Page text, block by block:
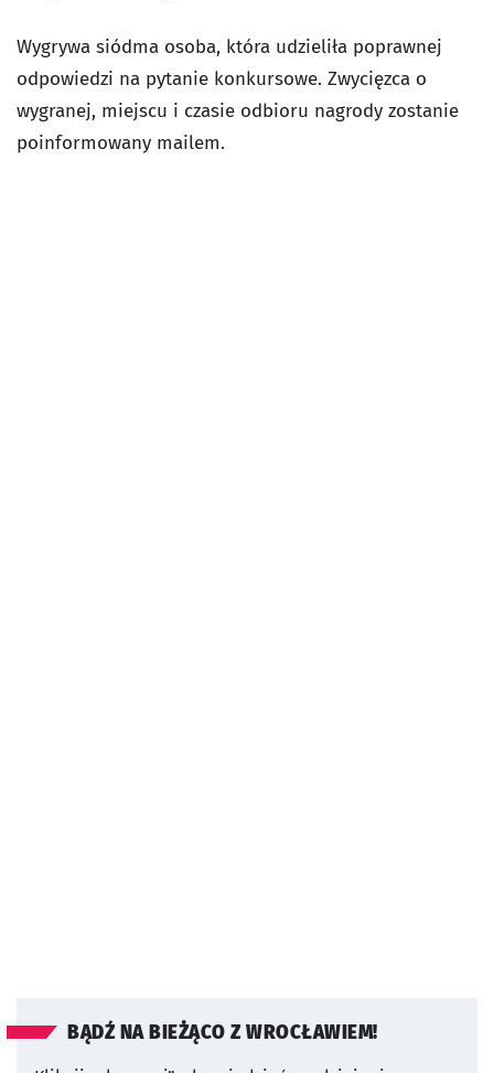
Wygrywa siódma osoba, która udzieliła poprawnej
odpowiedzi na pytanie konkursowe. Zwycięzca o
wygranej, miejscu i czasie odbioru nagrody zostanie
poinformowany mailem.
BĄDŹ NA BIEŻĄCO Z WROCŁAWIEM!